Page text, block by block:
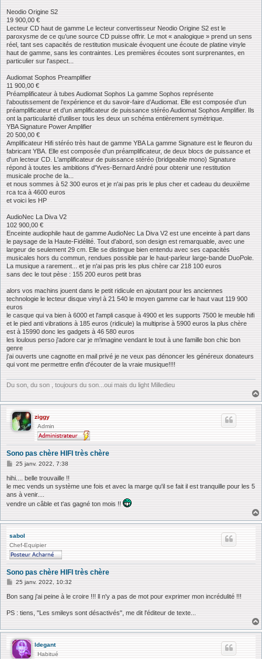
Neodio Origine S2
19 900,00 €
Lecteur CD haut de gamme Le lecteur convertisseur Neodio Origine S2 est le
paroxysme de ce qu’une source CD puisse offrir. Le mot « analogique » prend un sens
réel, tant ses capacités de restitution musicale évoquent une écoute de platine vinyle
haut de gamme, sans les contraintes. Les premières écoutes sont surprenantes, en
particulier sur l'aspect...
Audiomat Sophos Preamplifier
11 900,00 €
Préamplificateur à tubes Audiomat Sophos La gamme Sophos représente
l’aboutissement de l’expérience et du savoir-faire d’Audiomat. Elle est composée d’un
préamplificateur et d’un amplificateur de puissance stéréo Audiomat Sophos Amplifier. Ils
ont la particularité d’utiliser tous les deux un schéma entièrement symétrique.
YBA Signature Power Amplifier
20 500,00 €
Amplificateur Hifi stéréo très haut de gamme YBA La gamme Signature est le fleuron du
fabricant YBA. Elle est composée d'un préamplificateur, de deux blocs de puissance et
d'un lecteur CD. L'amplificateur de puissance stéréo (bridgeable mono) Signature
répond à toutes les ambitions d'Yves-Bernard André pour obtenir une restitution
musicale proche de la...
et nous sommes à 52 300 euros et je n'ai pas pris le plus cher et cadeau du deuxième
rca tca à 4600 euros
et voici les HP
AudioNec La Diva V2
102 900,00 €
Enceinte audiophile haut de gamme AudioNec La Diva V2 est une enceinte à part dans
le paysage de la Haute-Fidélité. Tout d'abord, son design est remarquable, avec une
largeur de seulement 29 cm. Elle se distingue bien entendu avec ses capacités
musicales hors du commun, rendues possible par le haut-parleur large-bande DuoPole.
La musique a rarement... et je n'ai pas pris les plus chère car 218 100 euros
sans dec le tout pèse : 155 200 euros petit bras
alors vos machins jouent dans le petit ridicule en ajoutant pour les anciennes
technologie le lecteur disque vinyl à 21 540 le moyen gamme car le haut vaut 119 900
euros
le casque qui va bien à 6000 et l'ampli casque à 4900 et les supports 7500 le meuble hifi
et le pied anti vibrations à 185 euros (ridicule) la multiprise à 5900 euros la plus chère
est à 15990 donc les gadgets à 46 580 euros
les loulous perso j'adore car je m'imagine vendant le tout à une famille bon chic bon
genre
j'ai ouverts une cagnotte en mail privé je ne veux pas dénoncer les généreux donateurs
qui vont me permettre enfin d'écouter de la vraie musique!!!!
Du son, du son , toujours du son...oui mais du light Milledieu
ziggy
Admin
Sono pas chère HIFI très chère
M
s
s
g
e
25 janv. 2022, 7:38
hihi.... belle trouvaille !!
le mec vends un système une fois et avec la marge qu'il se fait il est tranquille pour les 5
ans à venir....
vendre un câble et t'as gagné ton mois !!
sabol
Chef-Equipier
Sono pas chère HIFI très chère
M
s
a
g
25 janv. 2022, 10:32
Bon sang j'ai peine à le croire !!! ll n'y a pas de mot pour exprimer mon incrédulité !!!
PS : tiens, "Les smileys sont désactivés", me dit l'éditeur de texte...
ldegant
Habitué